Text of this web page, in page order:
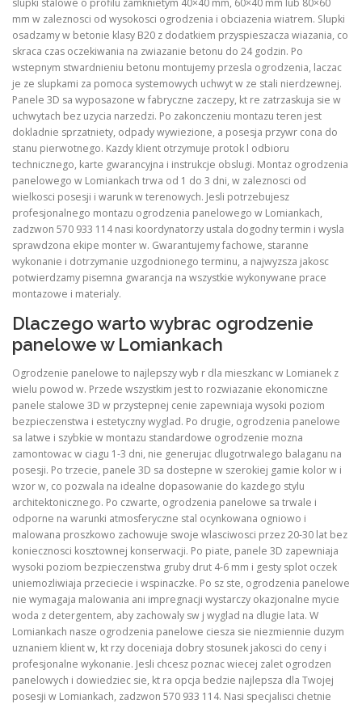
mm w zaleznosci od wysokosci ogrodzenia i obciazenia wiatrem. Slupki
osadzamy w betonie klasy B20 z dodatkiem przyspieszacza wiazania, co
skraca czas oczekiwania na zwiazanie betonu do 24 godzin. Po
wstepnym stwardnieniu betonu montujemy przesla ogrodzenia, laczac
je ze slupkami za pomoca systemowych uchwyt w ze stali nierdzewnej.
Panele 3D sa wyposazone w fabryczne zaczepy, kt re zatrzaskuja sie w
uchwytach bez uzycia narzedzi. Po zakonczeniu montazu teren jest
dokladnie sprzatniety, odpady wywiezione, a posesja przywr cona do
stanu pierwotnego. Kazdy klient otrzymuje protok l odbioru
technicznego, karte gwarancyjna i instrukcje obslugi. Montaz ogrodzenia
panelowego w Lomiankach trwa od 1 do 3 dni, w zaleznosci od
wielkosci posesji i warunk w terenowych. Jesli potrzebujesz
profesjonalnego montazu ogrodzenia panelowego w Lomiankach,
zadzwon 570 933 114 nasi koordynatorzy ustala dogodny termin i wysla
sprawdzona ekipe monter w. Gwarantujemy fachowe, staranne
wykonanie i dotrzymanie uzgodnionego terminu, a najwyzsza jakosc
potwierdzamy pisemna gwarancja na wszystkie wykonywane prace
montazowe i materialy.
Dlaczego warto wybrac ogrodzenie
panelowe w Lomiankach
Ogrodzenie panelowe to najlepszy wyb r dla mieszkanc w Lomianek z
wielu powod w. Przede wszystkim jest to rozwiazanie ekonomiczne
panele stalowe 3D w przystepnej cenie zapewniaja wysoki poziom
bezpieczenstwa i estetyczny wyglad. Po drugie, ogrodzenia panelowe
sa latwe i szybkie w montazu standardowe ogrodzenie mozna
zamontowac w ciagu 1-3 dni, nie generujac dlugotrwalego balaganu na
posesji. Po trzecie, panele 3D sa dostepne w szerokiej gamie kolor w i
wzor w, co pozwala na idealne dopasowanie do kazdego stylu
architektonicznego. Po czwarte, ogrodzenia panelowe sa trwale i
odporne na warunki atmosferyczne stal ocynkowana ogniowo i
malowana proszkowo zachowuje swoje wlasciwosci przez 20-30 lat bez
koniecznosci kosztownej konserwacji. Po piate, panele 3D zapewniaja
wysoki poziom bezpieczenstwa gruby drut 4-6 mm i gesty splot oczek
uniemozliwiaja przeciecie i wspinaczke. Po sz ste, ogrodzenia panelowe
nie wymagaja malowania ani impregnacji wystarczy okazjonalne mycie
woda z detergentem, aby zachowaly sw j wyglad na dlugie lata. W
Lomiankach nasze ogrodzenia panelowe ciesza sie niezmiennie duzym
uznaniem klient w, kt rzy doceniaja dobry stosunek jakosci do ceny i
profesjonalne wykonanie. Jesli chcesz poznac wiecej zalet ogrodzen
panelowych i dowiedziec sie, kt ra opcja bedzie najlepsza dla Twojej
posesji w Lomiankach, zadzwon 570 933 114. Nasi specjalisci chetnie